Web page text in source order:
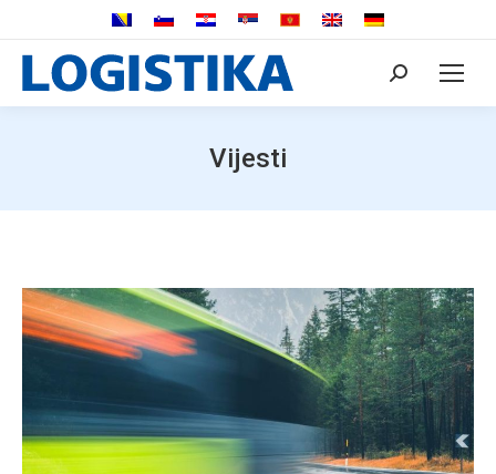
Search:
Vijesti